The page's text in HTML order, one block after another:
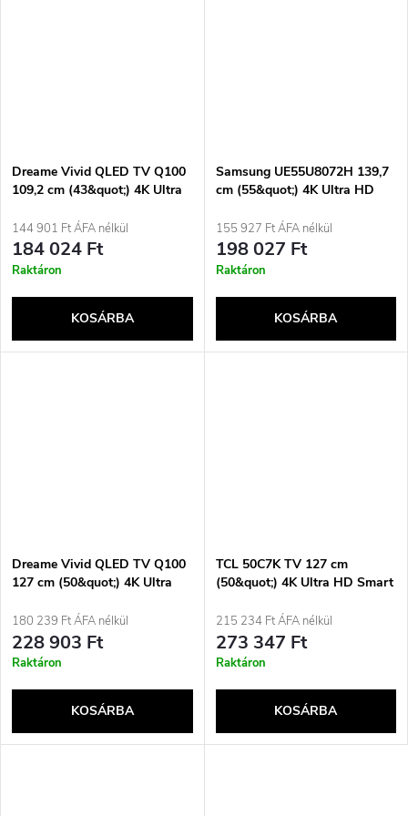
Dreame Vivid QLED TV Q100
109,2 cm (43&quot;) 4K Ultra
350 cd/m²
144 901 Ft ÁFA nélkül
184 024 Ft
Raktáron
KOSÁRBA
Samsung UE55U8072H 139,7
cm (55&quot;) 4K Ultra HD
155 927 Ft ÁFA nélkül
198 027 Ft
Raktáron
KOSÁRBA
Dreame Vivid QLED TV Q100
127 cm (50&quot;) 4K Ultra
350 cd/m²
180 239 Ft ÁFA nélkül
228 903 Ft
Raktáron
KOSÁRBA
TCL 50C7K TV 127 cm
(50&quot;) 4K Ultra HD Smart
cd/m²
215 234 Ft ÁFA nélkül
273 347 Ft
Raktáron
KOSÁRBA